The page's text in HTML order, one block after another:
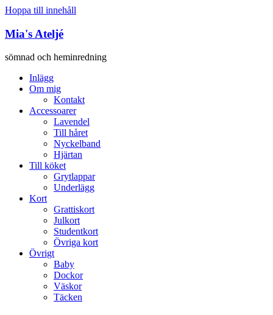
Hoppa till innehåll
Mia's Ateljé
sömnad och heminredning
Inlägg
Om mig
Kontakt
Accessoarer
Lavendel
Till håret
Nyckelband
Hjärtan
Till köket
Grytlappar
Underlägg
Kort
Grattiskort
Julkort
Studentkort
Övriga kort
Övrigt
Baby
Dockor
Väskor
Täcken